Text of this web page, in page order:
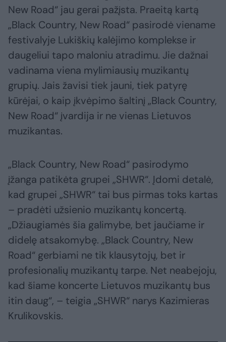
New Road“ jau gerai pažįsta. Praeitą kartą
„Black Country, New Road“ pasirodė viename
festivalyje Lukiškių kalėjimo komplekse ir
daugeliui tapo maloniu atradimu. Jie dažnai
vadinama viena mylimiausių muzikantų
grupių. Jais žavisi tiek jauni, tiek patyrę
kūrėjai, o kaip įkvėpimo šaltinį „Black Country,
New Road“ įvardija ir ne vienas Lietuvos
muzikantas.
„Black Country, New Road“ pasirodymo
įžanga patikėta grupei „SHWR“. Įdomi detalė,
kad grupei „SHWR“ tai bus pirmas toks kartas
– pradėti užsienio muzikantų koncertą.
„Džiaugiamės šia galimybe, bet jaučiame ir
didelę atsakomybę. „Black Country, New
Road“ gerbiami ne tik klausytojų, bet ir
profesionalių muzikantų tarpe. Net neabejoju,
kad šiame koncerte Lietuvos muzikantų bus
itin daug“, – teigia „SHWR“ narys Kazimieras
Krulikovskis.